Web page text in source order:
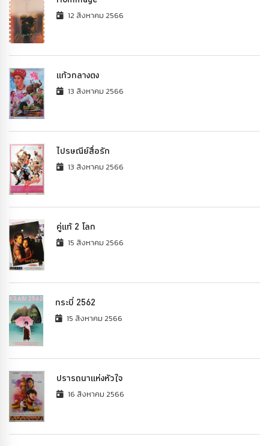
12 สิงหาคม 2566
แก้วกลางดง
13 สิงหาคม 2566
ไปรษณีย์สื่อรัก
13 สิงหาคม 2566
คู่แท้ 2 โลก
15 สิงหาคม 2566
กระบี่ 2562
15 สิงหาคม 2566
ปรารถนาแห่งหัวใจ
16 สิงหาคม 2566